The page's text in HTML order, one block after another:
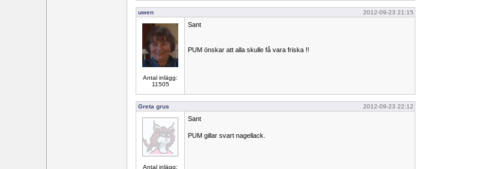
uwen 2012-09-23 21:15
Antal inlägg:
11505
Sant
PUM önskar att alla skulle få vara friska !!
Greta grus 2012-09-23 22:12
Antal inlägg:
Sant
PUM gillar svart nagellack.